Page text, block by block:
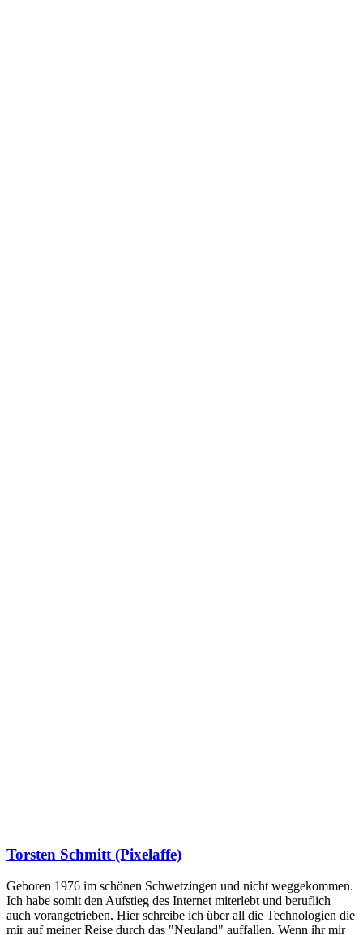
Torsten Schmitt (Pixelaffe)
Geboren 1976 im schönen Schwetzingen und nicht weggekommen.
Ich habe somit den Aufstieg des Internet miterlebt und beruflich
auch vorangetrieben. Hier schreibe ich über all die Technologien die
mir auf meiner Reise durch das "Neuland" auffallen. Wenn ihr mir